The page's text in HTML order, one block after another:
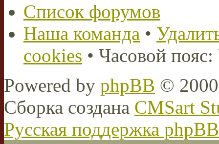
Список форумов
Наша команда •
cookies • Часовой
Powered by phpBB ©
Сборка создана CMSart
Русская поддержка phpBB